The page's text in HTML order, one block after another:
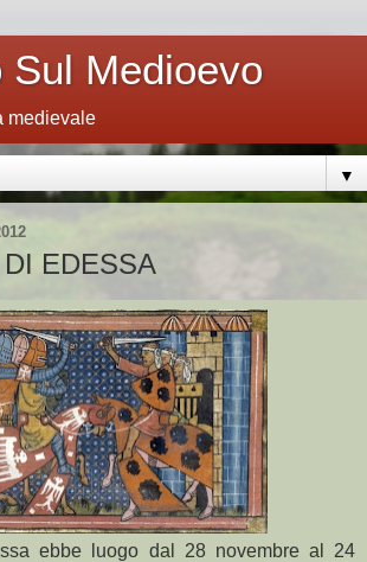
Sul Medioevo
medievale
▼
EDESSA
ebbe luogo dal 28 novembre al 24